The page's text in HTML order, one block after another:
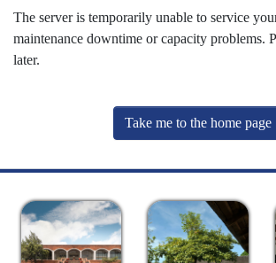
The server is temporarily unable to service
maintenance downtime or capacity problems.
later.
Take me to the home page